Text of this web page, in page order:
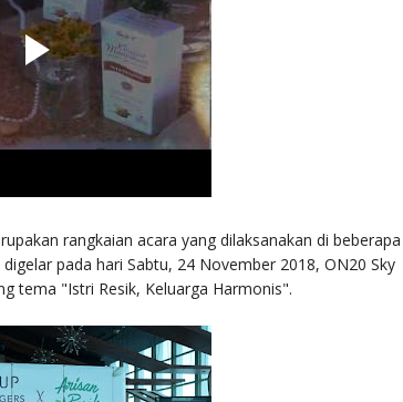
rangkaian acara yang dilaksanakan di
pada hari Sabtu, 24 November 2018, ON20 Sky
tema "Istri Resik, Keluarga Harmonis".